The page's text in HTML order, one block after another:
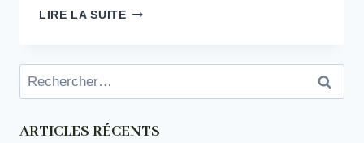
LIRE LA SUITEALORS,
IL
?
Rechercher :
ARTICLES RÉCENTS